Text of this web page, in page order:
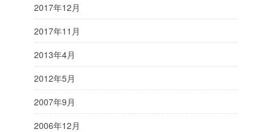
2017年12月
2017年11月
2013年4月
2012年5月
2007年9月
2006年12月